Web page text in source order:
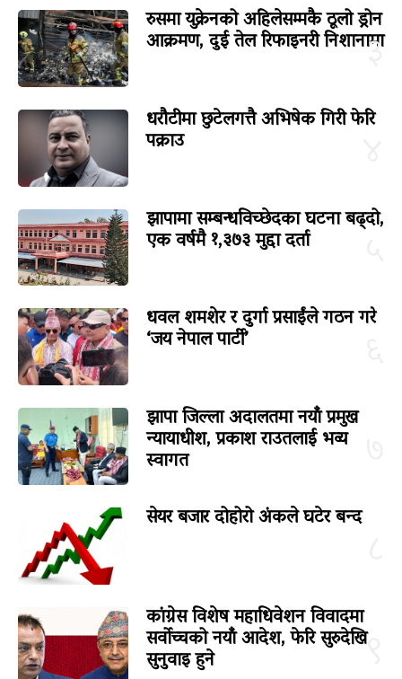
३
रुसमा युक्रेनको अहिलेसम्मकै ठूलो ड्रोन
आक्रमण, दुई तेल रिफाइनरी निशानामा
धरौटीमा छुटेलगत्तै अभिषेक गिरी फेरि
पक्राउ
झापामा सम्बन्धविच्छेदका घटना बढ्दो,
एक वर्षमै १,३७३ मुद्दा दर्ता
धवल शमशेर र दुर्गा प्रसाईंले गठन गरे
‘जय नेपाल पार्टी’
झापा जिल्ला अदालतमा नयाँ प्रमुख
न्यायाधीश, प्रकाश राउतलाई भव्य
स्वागत
सेयर बजार दोहोरो अंकले घटेर बन्द
९
कांग्रेस विशेष महाधिवेशन विवादमा
सर्वोच्चको नयाँ आदेश, फेरि सुरुदेखि
सुनुवाइ हुने